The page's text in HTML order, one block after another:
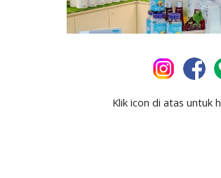
Klik icon di atas untuk